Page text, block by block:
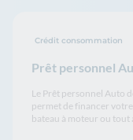
Prêt personnel
Crédit consommation
Le Prêt personnel Auto
permet de financer
bateau à moteur ou tout